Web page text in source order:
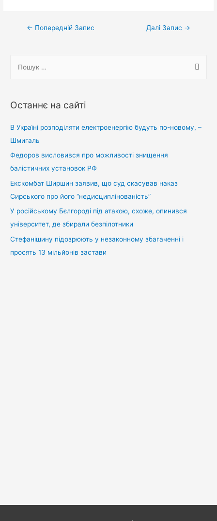
Навігація
← Попередній Запис Далі Запис →
у
:
Останнє на сайті
В Україні розподіляти електроенергію будуть по-новому, –
Шмигаль
Федоров висловився про можливості знищення
балістичних установок РФ
Екскомбат Ширшин заявив, що суд скасував наказ
Сирського про його “недисциплінованість”
У російському Бєлгороді під атакою, схоже, опинився
університет, де збирали безпілотники
Стефанішину підозрюють у незаконному збагаченні і
просять 13 мільйонів застави